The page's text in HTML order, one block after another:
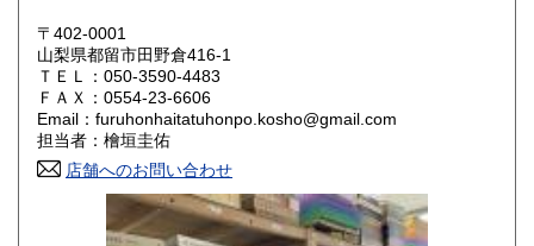
岡山県
山口県 800円
香川県 800円 愛媛県
高知県 800円
800円 長崎県
〒402-0001
山梨県都留市田野倉416-1
ＴＥＬ：050-3590-4483
ＦＡＸ：0554-23-6606
Email：furuhonhaitatuhonpo.kosho@gmail.com
担当者：檜垣圭佑
店舗へのお問い合わせ